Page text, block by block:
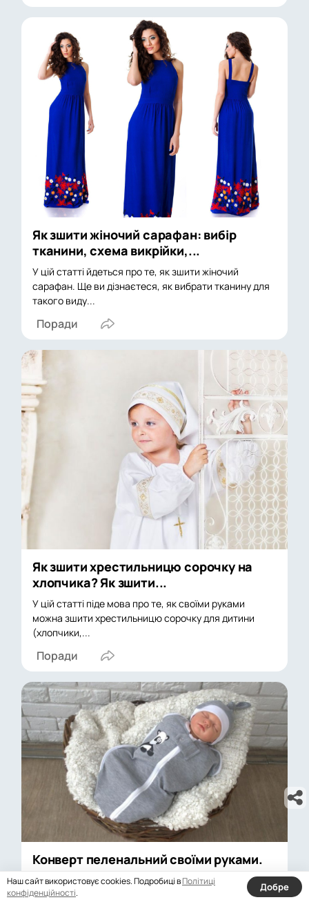
Як зшити жіночий сарафан: вибір
тканини, схема викрійки,...
У цій статті йдеться про те, як зшити жіночий
сарафан. Ще ви дізнаєтеся, як вибрати тканину для
такого виду...
Поради
Як зшити хрестильницю сорочку на
хлопчика? Як зшити...
У цій статті піде мова про те, як своїми руками
можна зшити хрестильницю сорочку для дитини
(хлопчики,...
Поради
Конверт пеленальний своїми руками.
Як зшити конверт для...
Вибір конверта пеленального для малюка. Схеми і
Наш сайт використовує cookies. Подробиці вПолітиці
конфіденційності. Добре